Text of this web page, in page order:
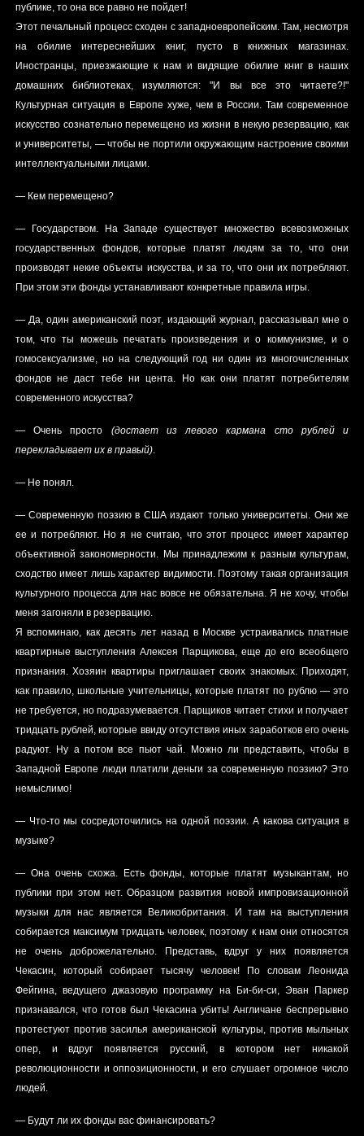
публике, то она все равно не пойдет!
Этот печальный процесс сходен с западноевропейским. Там, несмотря
на обилие интереснейших книг, пусто в книжных магазинах.
Иностранцы, приезжающие к нам и видящие обилие книг в наших
домашних библиотеках, изумляются: "И вы все это читаете?!"
Культурная ситуация в Европе хуже, чем в России. Там современное
искусство сознательно перемещено из жизни в некую резервацию, как
и университеты, — чтобы не портили окружающим настроение своими
интеллектуальными лицами.
— Кем перемещено?
— Государством. На Западе существует множество всевозможных
государственных фондов, которые платят людям за то, что они
производят некие объекты искусства, и за то, что они их потребляют.
При этом эти фонды устанавливают конкретные правила игры.
— Да, один американский поэт, издающий журнал, рассказывал мне о
том, что ты можешь печатать произведения и о коммунизме, и о
гомосексуализме, но на следующий год ни один из многочисленных
фондов не даст тебе ни цента. Но как они платят потребителям
современного искусства?
— Очень просто (достает из левого кармана сто рублей и
перекладывает их в правый).
— Не понял.
— Современную поэзию в США издают только университеты. Они же
ее и потребляют. Но я не считаю, что этот процесс имеет характер
объективной закономерности. Мы принадлежим к разным культурам,
сходство имеет лишь характер видимости. Поэтому такая организация
культурного процесса для нас вовсе не обязательна. Я не хочу, чтобы
меня загоняли в резервацию.
Я вспоминаю, как десять лет назад в Москве устраивались платные
квартирные выступления Алексея Парщикова, еще до его всеобщего
признания. Хозяин квартиры приглашает своих знакомых. Приходят,
как правило, школьные учительницы, которые платят по рублю — это
не требуется, но подразумевается. Парщиков читает стихи и получает
тридцать рублей, которые ввиду отсутствия иных заработков его очень
радуют. Ну а потом все пьют чай. Можно ли представить, чтобы в
Западной Европе люди платили деньги за современную поэзию? Это
немыслимо!
— Что-то мы сосредоточились на одной поэзии. А какова ситуация в
музыке?
— Она очень схожа. Есть фонды, которые платят музыкантам, но
публики при этом нет. Образцом развития новой импровизационной
музыки для нас является Великобритания. И там на выступления
собирается максимум тридцать человек, поэтому к нам они относятся
не очень доброжелательно. Представь, вдруг у них появляется
Чекасин, который собирает тысячу человек! По словам Леонида
Фейгина, ведущего джазовую программу на Би-би-си, Эван Паркер
признавался, что готов был Чекасина убить! Англичане беспрерывно
протестуют против засилья американской культуры, против мыльных
опер, и вдруг появляется русский, в котором нет никакой
революционности и оппозиционности, и его слушает огромное число
людей.
— Будут ли их фонды вас финансировать?